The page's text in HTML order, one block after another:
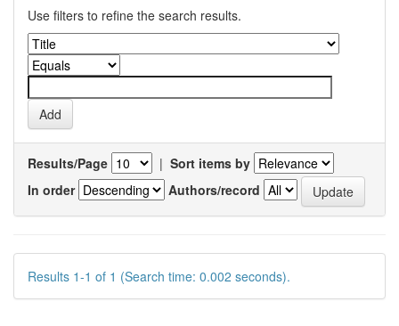
Use filters to refine the search results.
Results/Page | Sort items by
In order
Authors/record
Results 1-1 of 1 (Search time: 0.002 seconds).